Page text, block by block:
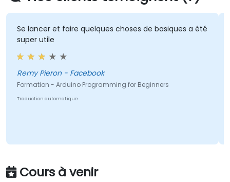
Se lancer et faire quelques choses de basiques a été
super utile
Remy Pieron - Facebook
Formation - Arduino Programming for Beginners
Traduction automatique
Cours à venir